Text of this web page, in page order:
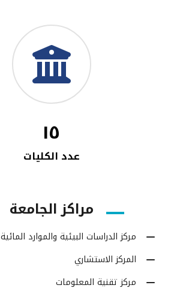
١٥
عدد الكليات
مراكز الجامعة
مركز الدراسات البيئية والموارد المائية
المركز الاستشاري
مركز تقنية المعلومات